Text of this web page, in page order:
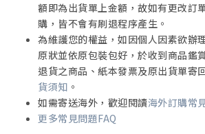
本書應當是台灣第一本探討失智症
望大家從失智家庭的靈性議題， 來學習
於「靈性」有很大的想像空間，看似抽
自然。但是，我們可以在每一篇故事中
與幸福感（well being）、愛（love
ip），甚至即使是失智者老去、凋零，
這不就是失智者的生命意義與失智家人
就是靈性的意義。而且希望讀者藉此學
額即為出貨單上金額，故如有更改訂
購，皆不會有刷退程序產生。
為維護您的權益，如因個人因素欲辦
原狀並依原包裝包好，於收到商品鑑
退貨之商品、紙本發票及原出貨單寄
貨須知 。
如需寄送海外，歡迎閱讀海外訂購常
更多常見問題FAQ